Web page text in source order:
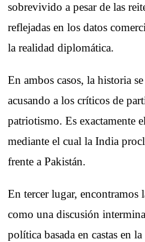
sobrevivido a pesar de las
reflejadas en los datos
la realidad diplomática.
En ambos casos, la historia
acusando a los críticos de
patriotismo. Es exactamente
mediante el cual la India
frente a Pakistán.
En tercer lugar, encontramos
como una discusión
política basada en castas en